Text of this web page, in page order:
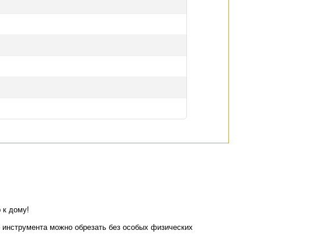
к дому!
можно обрезать без особых физических